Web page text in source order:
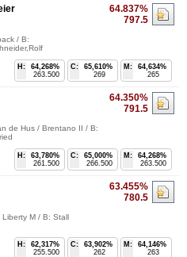
64.837%
797.5
/ B:
M:
64,634%
265
C:
65,610%
269
H:
64,268%
263.500
64.350%
791.5
de Hus / Brentano II / B:
M:
64,268%
263.500
C:
65,000%
266.500
H:
63,780%
261.500
63.455%
780.5
M / B: Stall
M:
64,146%
263
C:
63,902%
262
H:
62,317%
255.500